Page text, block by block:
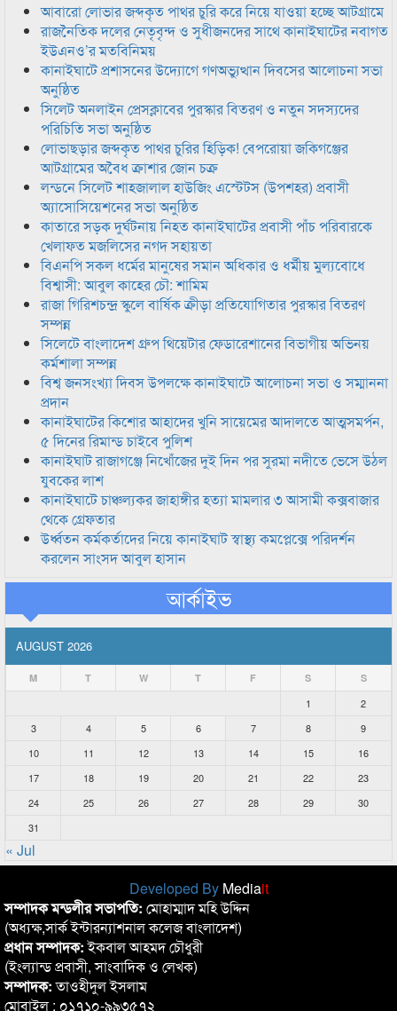
আবারো লোভার জব্দকৃত পাথর চুরি করে নিয়ে যাওয়া হচ্ছে আটগ্রামে
রাজনৈতিক দলের নেতৃবৃন্দ ও সুধীজনদের সাথে কানাইঘাটের নবাগত
ইউএনও’র মতবিনিময়
কানাইঘাটে প্রশাসনের উদ্যোগে গণঅভ্যুত্থান দিবসের আলোচনা সভা
অনুষ্ঠিত
সিলেট অনলাইন প্রেসক্লাবের পুরস্কার বিতরণ ও নতুন সদস্যদের
পরিচিতি সভা অনুষ্ঠিত
লোভাছড়ার জব্দকৃত পাথর চুরির হিড়িক! বেপরোয়া জকিগঞ্জের
আটগ্রামের অবৈধ ক্রাশার জোন চক্র
লন্ডনে সিলেট শাহজালাল হাউজিং এস্টেটস (উপশহর) প্রবাসী
অ্যাসোসিয়েশনের সভা অনুষ্ঠিত
কাতারে সড়ক দুর্ঘটনায় নিহত কানাইঘাটের প্রবাসী পাঁচ পরিবারকে
খেলাফত মজলিসের নগদ সহায়তা
বিএনপি সকল ধর্মের মানুষের সমান অধিকার ও ধর্মীয় মুল্যবোধে
বিশ্বাসী: আবুল কাহের চৌ: শামিম
রাজা গিরিশচন্দ্র স্কুলে বার্ষিক ক্রীড়া প্রতিযোগিতার পুরস্কার বিতরণ
সম্পন্ন
সিলেটে বাংলাদেশ গ্রুপ থিয়েটার ফেডারেশানের বিভাগীয় অভিনয়
কর্মশালা সম্পন্ন
বিশ্ব জনসংখ্যা দিবস উপলক্ষে কানাইঘাটে আলোচনা সভা ও সম্মাননা
প্রদান
কানাইঘাটের কিশোর আহাদের খুনি সায়েমের আদালতে আত্মসমর্পন,
৫ দিনের রিমান্ড চাইবে পুলিশ
কানাইঘাট রাজাগঞ্জে নিখোঁজের দুই দিন পর সুরমা নদীতে ভেসে উঠল
যুবকের লাশ
কানাইঘাটে চাঞ্চল্যকর জাহাঙ্গীর হত্যা মামলার ৩ আসামী কক্সবাজার
থেকে গ্রেফতার
উর্ধ্বতন কর্মকর্তাদের নিয়ে কানাইঘাট স্বাস্থ্য কমপ্লেক্সে পরিদর্শন
করলেন সাংসদ আবুল হাসান
আর্কাইভ
AUGUST 2026
M T W T F S S
1
2
3
4 5 6 7 8
9
10
11 12 13 14 15
16
17
18 19 20 21 22
23
24
25 26 27 28 29
30
31
« Jul
Developed By Mediait
সম্পাদক মন্ডলীর সভাপতি: মোহাম্মাদ মহি উদ্দিন
(অধ্যক্ষ,সার্ক ইন্টারন্যাশনাল কলেজ বাংলাদেশ)
প্রধান সম্পাদক:ইকবাল আহমদ চৌধুরী
(ইংল্যান্ড প্রবাসী, সাংবাদিক ও লেখক)
সম্পাদক:তাওহীদুল ইসলাম
মোবাইল : ০১৭১০-৯৯৩৫৭২